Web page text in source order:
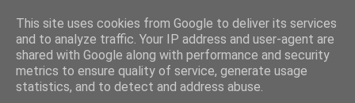
This site uses cookies from Google to deliver its services
and to analyze traffic. Your IP address and user-agent are
shared with Google along with performance and security
metrics to ensure quality of service, generate usage
statistics, and to detect and address abuse.